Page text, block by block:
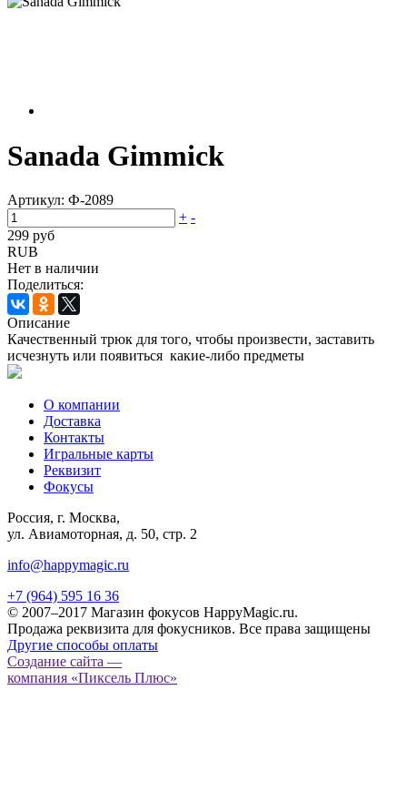
Sanada Gimmick
Артикул: Ф-2089
+ -
299 руб
RUB
Нет в наличии
Поделиться:
Описание
Качественный трюк для того, чтобы произвести, заставить
исчезнуть или появиться какие-либо предметы
О компании
Доставка
Контакты
Игральные карты
Реквизит
Фокусы
Россия, г. Москва,
ул. Авиамоторная, д. 50, стр. 2
info@happymagic.ru
+7 (964) 595 16 36
© 2007–2017 Магазин фокусов HappyMagic.ru.
Продажа реквизита для фокусников. Все права защищены
Другие способы оплаты
Создание сайта —
компания «Пиксель Плюс»